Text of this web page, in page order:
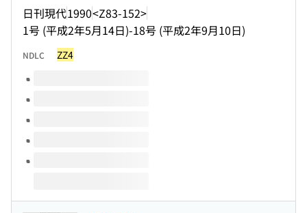
日刊現代1990<Z83-152>
1号 (平成2年5月14日)-18号 (平成2年9月10日)
NDLC ZZ4
このタイトルの巻号